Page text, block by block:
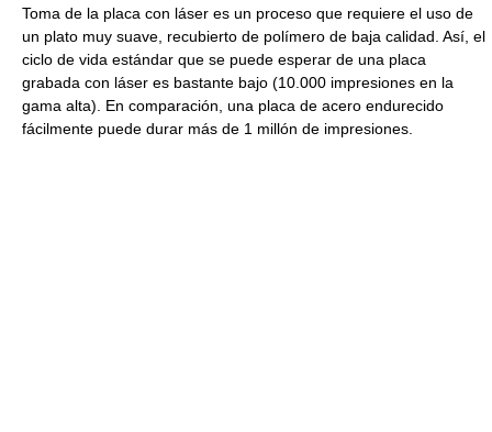
Toma de la placa con láser es un proceso que requiere el uso de
un plato muy suave, recubierto de polímero de baja calidad. Así, el
ciclo de vida estándar que se puede esperar de una placa
grabada con láser es bastante bajo (10.000 impresiones en la
gama alta). En comparación, una placa de acero endurecido
fácilmente puede durar más de 1 millón de impresiones.